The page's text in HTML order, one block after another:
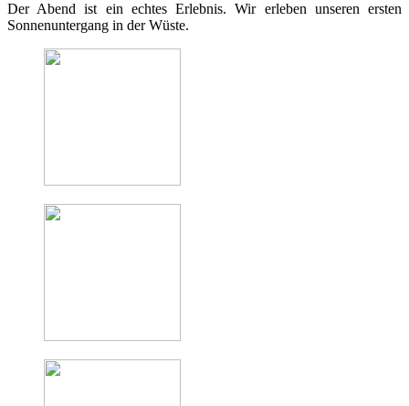
Der Abend ist ein echtes Erlebnis. Wir erleben unseren ersten
Sonnenuntergang in der Wüste.